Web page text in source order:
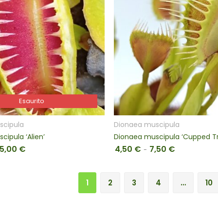
Esaurito
Esaurito
‘Alien’
€ Fascia di prezzo: da 12,00 € a 15,00 €
SCEGLI
Dionaea muscipula
Dionaea muscipula ‘Cupped
4,50 € - 7,50 € Fascia di
1 2 3 4 … 10